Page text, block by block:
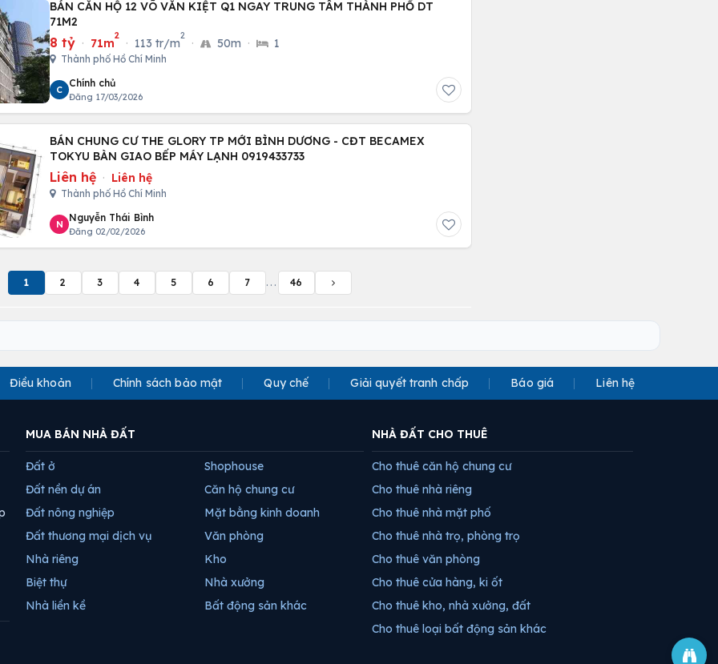
BÁN CĂN HỘ 12 VÕ VĂN KIỆT Q1 NGAY TRUNG TÂM THÀNH PHỐ DT
71M2
8 tỷ · 71m
2
· 113 tr/m
2
· 50m · 1
Thành phố Hồ Chí Minh
C
Chính chủ
Đăng 17/03/2026
BÁN CHUNG CƯ THE GLORY TP MỚI BÌNH DƯƠNG - CĐT BECAMEX
TOKYU BÀN GIAO BẾP MÁY LẠNH 0919433733
Liên hệ · Liên hệ
Thành phố Hồ Chí Minh
N
Nguyễn Thái Bình
Đăng 02/02/2026
1 2 3 4 5 6 7 ... 46
Điều khoản Chính sách bảo mật Quy chế Giải quyết tranh chấp Báo giá Liên hệ
MUA BÁN NHÀ ĐẤT
Đất ở
Đất nền dự án
Đất nông nghiệp
Đất thương mại dịch vụ
Nhà riêng
Biệt thự
Nhà liền kề
Shophouse
Căn hộ chung cư
Mặt bằng kinh doanh
Văn phòng
Kho
Nhà xưởng
Bất động sản khác
NHÀ ĐẤT CHO THUÊ
Cho thuê căn hộ chung cư
Cho thuê nhà riêng
Cho thuê nhà mặt phố
Cho thuê nhà trọ, phòng trọ
Cho thuê văn phòng
Cho thuê cửa hàng, ki ốt
Cho thuê kho, nhà xưởng, đất
Cho thuê loại bất động sản khác